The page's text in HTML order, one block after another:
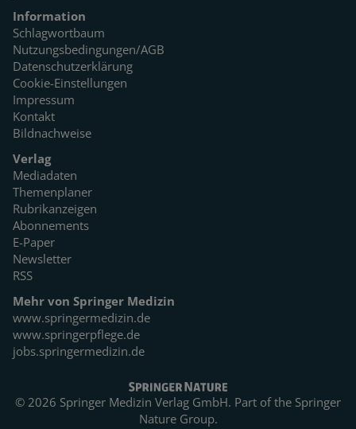
Information
Schlagwortbaum
Nutzungsbedingungen/AGB
Datenschutzerklärung
Cookie-Einstellungen
Impressum
Kontakt
Bildnachweise
Verlag
Mediadaten
Themenplaner
Rubrikanzeigen
Abonnements
E-Paper
Newsletter
RSS
Mehr von Springer Medizin
www.springermedizin.de
www.springerpflege.de
jobs.springermedizin.de
© 2026 Springer Medizin Verlag GmbH. Part of the Springer
Nature Group.